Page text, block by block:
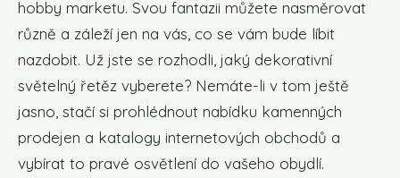
hobby marketu. Svou fantazii můžete nasměrovat
různě a záleží jen na vás, co se vám bude líbit
nazdobit. Už jste se rozhodli, jaký dekorativní
světelný řetěz vyberete? Nemáte-li v tom ještě
jasno, stačí si prohlédnout nabídku kamenných
prodejen a katalogy internetových obchodů a
vybírat to pravé osvětlení do vašeho obydlí.